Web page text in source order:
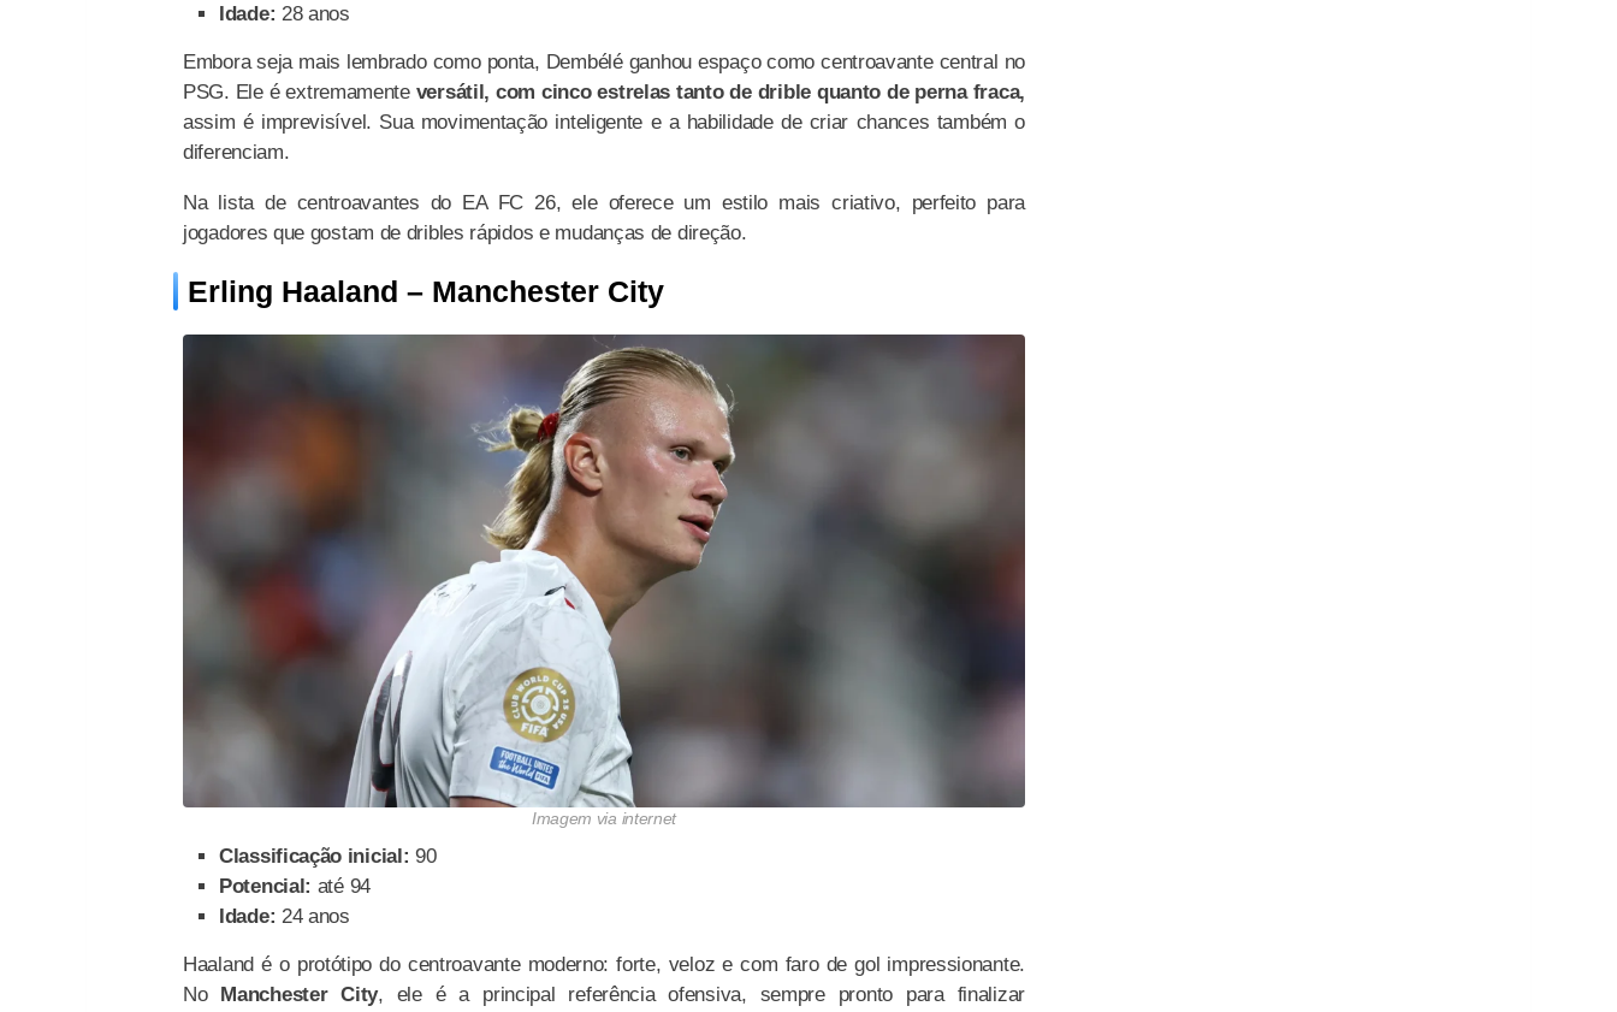
Idade: 28 anos
Embora seja mais lembrado como ponta, Dembélé ganhou espaço como centroavante central no
PSG. Ele é extremamente versátil, com cinco estrelas tanto de drible quanto de perna fraca,
assim é imprevisível. Sua movimentação inteligente e a habilidade de criar chances também o
diferenciam.
Na lista de centroavantes do EA FC 26, ele oferece um estilo mais criativo, perfeito para
jogadores que gostam de dribles rápidos e mudanças de direção.
Erling Haaland – Manchester City
Imagem via internet
Classificação inicial: 90
Potencial: até 94
Idade: 24 anos
Haaland é o protótipo do centroavante moderno: forte, veloz e com faro de gol impressionante.
No
Manchester City, ele é a principal referência ofensiva, sempre pronto para finalizar